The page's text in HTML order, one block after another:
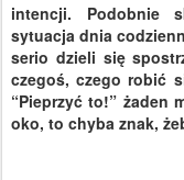
intencji. Podobnie
sytuacja dnia
serio dzieli się
czegoś, czego robić
“Pieprzyć to!” żaden
oko, to chyba znak,